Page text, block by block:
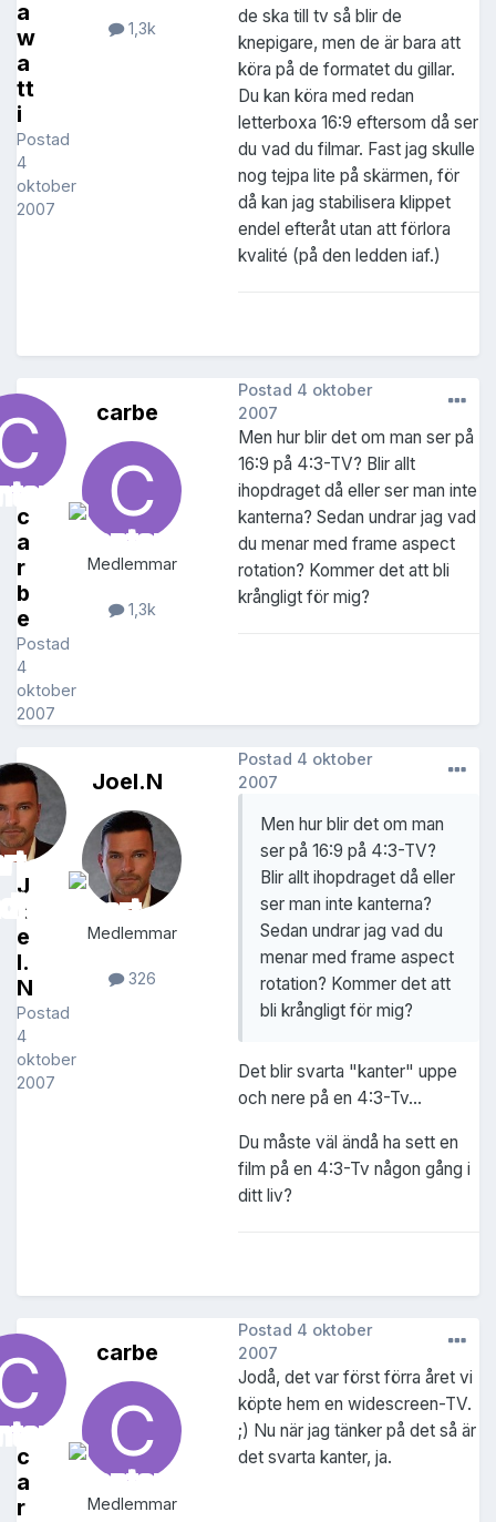
a
w
a
tt
i
Postad
4
oktober
2007
1,3k
de ska till tv så blir de
knepigare, men de är bara att
köra på de formatet du gillar.
Du kan köra med redan
letterboxa 16:9 eftersom då ser
du vad du filmar. Fast jag skulle
nog tejpa lite på skärmen, för
då kan jag stabilisera klippet
endel efteråt utan att förlora
kvalité (på den ledden iaf.)
c
a
r
b
e
Postad
4
oktober
2007
carbe
Medlemmar
1,3k
Postad 4 oktober
2007
Men hur blir det om man ser på
16:9 på 4:3-TV? Blir allt
ihopdraget då eller ser man inte
kanterna? Sedan undrar jag vad
du menar med frame aspect
rotation? Kommer det att bli
krångligt för mig?
J
o
e
l.
N
Postad
4
oktober
2007
Joel.N
Medlemmar
326
Postad 4 oktober
2007
Men hur blir det om man
ser på 16:9 på 4:3-TV?
Blir allt ihopdraget då eller
ser man inte kanterna?
Sedan undrar jag vad du
menar med frame aspect
rotation? Kommer det att
bli krångligt för mig?
Det blir svarta "kanter" uppe
och nere på en 4:3-Tv...
Du måste väl ändå ha sett en
film på en 4:3-Tv någon gång i
ditt liv?
c
a
r
carbe
Medlemmar
Postad 4 oktober
2007
Jodå, det var först förra året vi
köpte hem en widescreen-TV.
;) Nu när jag tänker på det så är
det svarta kanter, ja.